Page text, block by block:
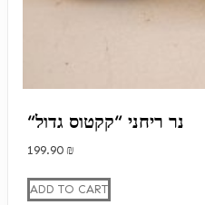
“נר ריחני “קקטוס גדול
199.90 ₪
ADD TO CART